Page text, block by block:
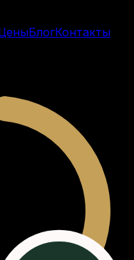
БлогКонтакты